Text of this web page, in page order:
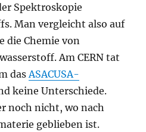
Spektroskopie
Man vergleicht also auf
die Chemie von
Am CERN tat
dasASACUSA-
keine Unterschiede.
noch nicht, wo nach
geblieben ist.